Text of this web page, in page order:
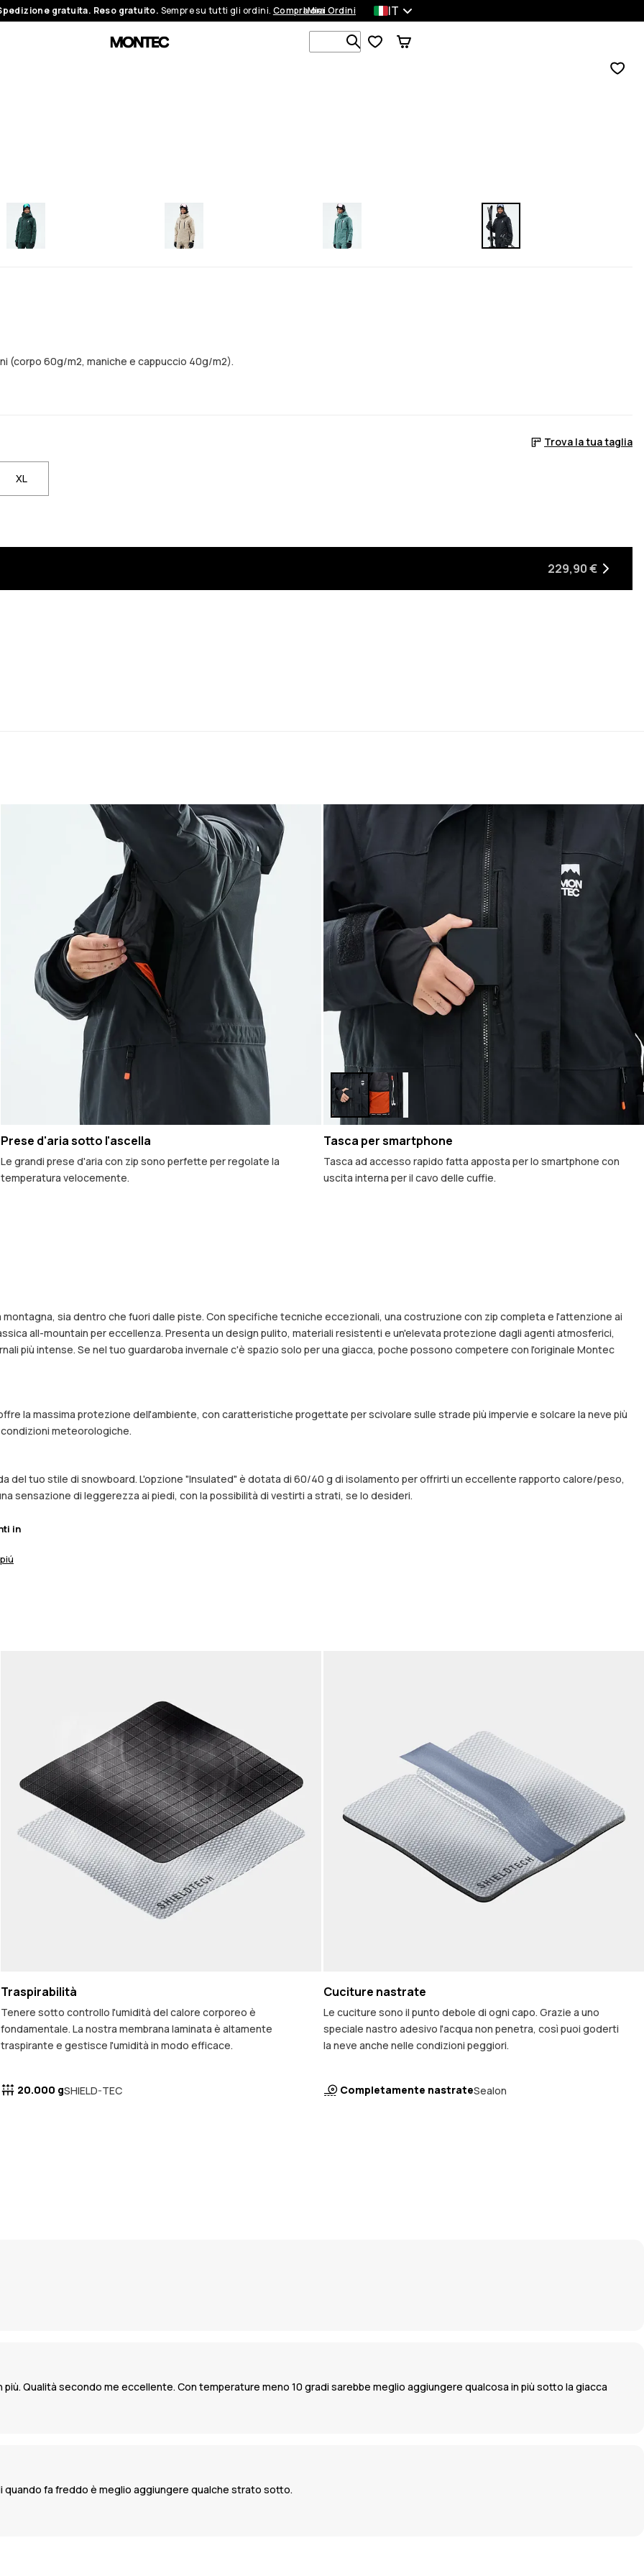
gratuita. Reso gratuito. Sempre su tutti gli ordini. Compra oraI Miei Ordini IT
Cerca tra 1 000+ prodotti
(corpo 60g/m2, maniche e cappuccio 40g/m2).
Trova la tua taglia
sarà di nuovo disponibile
quando sarà di nuovo disponibile
XL
229,90 €
Prese d'aria sotto l'ascella
Le grandi prese d'aria con zip sono perfette per regolate la
temperatura velocemente.
Tasca per smartphone
Tasca ad accesso rapido fatta apposta per lo smartphone con
uscita interna per il cavo delle cuffie.
sia dentro che fuori dalle piste. Con specifiche tecniche eccezionali, una costruzione con zip completa e l'attenzione ai
all-mountain per eccellenza. Presenta un design pulito, materiali resistenti e un'elevata protezione dagli agenti atmosferici,
più intense. Se nel tuo guardaroba invernale c'è spazio solo per una giacca, poche possono competere con l'originale Montec
la massima protezione dell'ambiente, con caratteristiche progettate per scivolare sulle strade più impervie e solcare la neve più
meteorologiche.
del tuo stile di snowboard. L'opzione "Insulated" è dotata di 60/40 g di isolamento per offrirti un eccellente rapporto calore/peso,
sensazione di leggerezza ai piedi, con la possibilità di vestirti a strati, se lo desideri.
in
Traspirabilità
Tenere sotto controllo l'umidità del calore corporeo è
fondamentale. La nostra membrana laminata è altamente
traspirante e gestisce l'umidità in modo efficace.
20.000 gSHIELD-TEC
Cuciture nastrate
Le cuciture sono il punto debole di ogni capo. Grazie a uno
speciale nastro adesivo l'acqua non penetra, così puoi goderti
la neve anche nelle condizioni peggiori.
Completamente nastrateSealon
Qualità secondo me eccellente. Con temperature meno 10 gradi sarebbe meglio aggiungere qualcosa in più sotto la giacca
quando fa freddo è meglio aggiungere qualche strato sotto.